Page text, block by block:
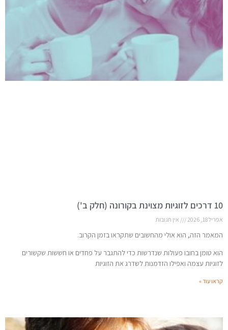
10 דרכים לזוגיות מצוינת בקורונה (חלק ב')
אפריל 18, 2026 אין תגובות
המאמר הזה, הוא אולי מהחשובים שתקראו בזמן הקרוב.
הוא טומן בחובו פעולות שנדרשות כדי להתגבר על פחדים או חששות שקשורים
לזוגיות עצמה ואפילו הזדמנות לשדרג את הזוגיות
קראו עוד »